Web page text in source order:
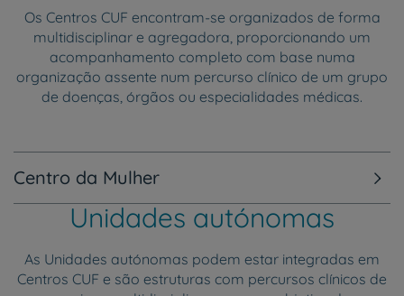
Os Centros CUF encontram-se organizados de forma
multidisciplinar e agregadora, proporcionando um
acompanhamento completo com base numa
organização assente num percurso clínico de um grupo
de doenças, órgãos ou especialidades médicas.
Centro da Mulher
Unidades autónomas
As Unidades autónomas podem estar integradas em
Centros CUF e são estruturas com percursos clínicos de